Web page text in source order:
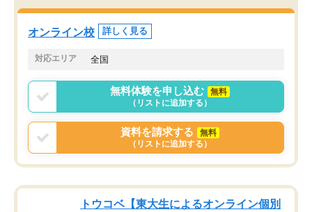
オンライン校 詳しく見る
対応エリア 全国
無料体験を申し込む
無料
（リストに追加する）
資料を請求する
無料
（リストに追加する）
トウコベ【東大生によるオンライン個別